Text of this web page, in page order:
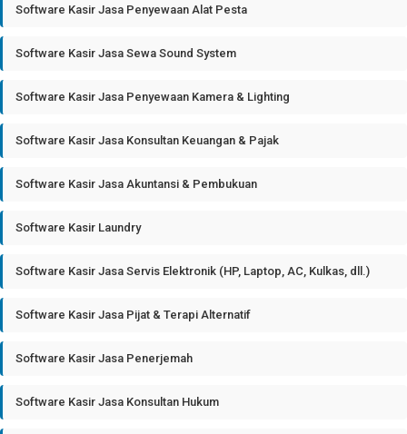
Software Kasir Jasa Penyewaan Alat Pesta
Software Kasir Jasa Sewa Sound System
Software Kasir Jasa Penyewaan Kamera & Lighting
Software Kasir Jasa Konsultan Keuangan & Pajak
Software Kasir Jasa Akuntansi & Pembukuan
Software Kasir Laundry
Software Kasir Jasa Servis Elektronik (HP, Laptop, AC, Kulkas, dll.)
Software Kasir Jasa Pijat & Terapi Alternatif
Software Kasir Jasa Penerjemah
Software Kasir Jasa Konsultan Hukum